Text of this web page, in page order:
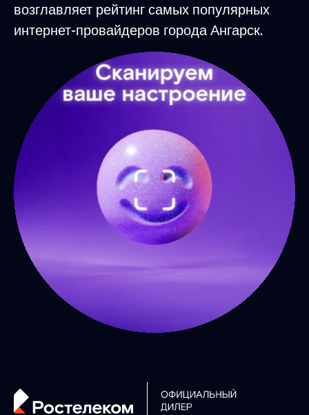
возглавляет рейтинг самых популярных
интернет-провайдеров города Ангарск.